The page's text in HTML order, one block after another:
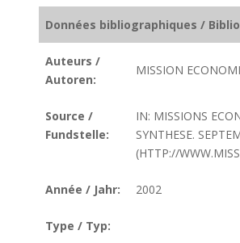
Données bibliographiques /
Auteurs /
Autoren:
MISSION
Source /
Fundstelle:
IN: MISSIONS
SYNTHESE.
(HTTP://
Année / Jahr: 2002
Type / Typ: